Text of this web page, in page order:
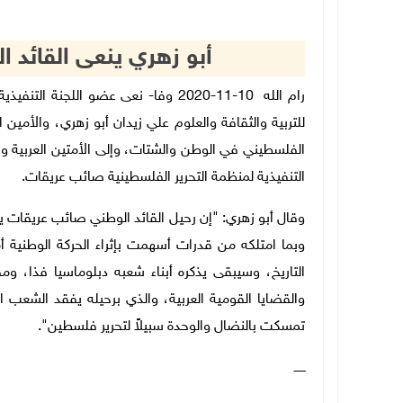
أبو زهري ينعى
رام الله
10-11-2020 وفا- نعى عضو اللجنة
للتربية والثقافة والعلوم علي زيدان أبو زهري،
الفلسطيني في الوطن والشتات، وإلى الأمتين العربية
التنفيذية لمنظمة التحرير الفلسطينية صائب عريقات.
وقال أبو زهري: "إن رحيل القائد الوطني صائب عريقات
وبما امتلكه من قدرات أسهمت بإثراء الحركة
التاريخ، وسيبقى يذكره أبناء شعبه دبلوماسيا
والقضايا القومية العربية، والذي برحيله يفقد
تمسكت بالنضال والوحدة سبيلاً لتحرير فلسطين".
ــــــ